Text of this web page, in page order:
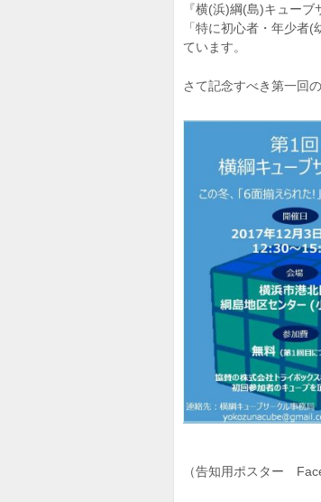
『横(浜)綱(島)キューブ
「特に初心者・年少者
ています。
さて記念すべき第一回
（告知用ポスター